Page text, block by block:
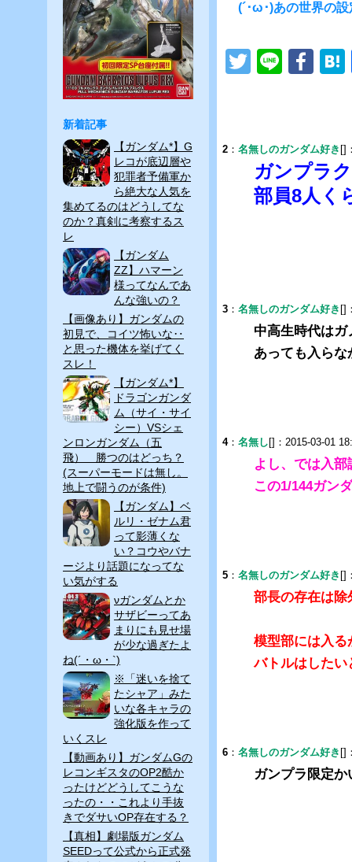
(´･ω･)あの世界の設
T
er
Li
F
e
b
o
o
2 ： 名無しのガンダム好き []
ガンプラ
部員8人く
3 ： 名無しのガンダム好き []
中高生時代は
あっても入らな
4： 名無し []：2015-03-01
よし、では入部
この1/144ガン
5 ： 名無しのガンダム好き []
部長の存在は除
模型部には入る
バトルはしたい
6 ： 名無しのガンダム好き []
ガンプラ限定か
新着記事
【ガンダム*】G
レコが底辺層や
犯罪者予備軍か
ら絶大な人気を
集めてるのはどうしてな
のか？真剣に考察するス
レ
【ガンダム
ZZ】ハマーン
様ってなんであ
んな強いの？
【画像あり】ガンダムの
初見で、コイツ怖いな‥
と思った機体を挙げてく
スレ！
【ガンダム*】
ドラゴンガンダ
ム（サイ・サイ
シー）VSシェ
ンロンガンダム（五
飛） 勝つのはどっち？
(スーパーモードは無し。
地上で闘うのが条件)
【ガンダム】ベ
ルリ・ゼナム君
って影薄くな
い？コウやバナ
ージより話題になってな
い気がする
νガンダムとか
サザビーってあ
まりにも見せ場
が少な過ぎたよ
ね(´・ω・`)
※「迷いを捨て
たシャア」みた
いな各キャラの
強化版を作って
いくスレ
【動画あり】ガンダムGの
レコンギスタのOP2酷か
ったけどどうしてこうな
ったの・・これより手抜
きでダサいOP存在する？
【真相】劇場版ガンダム
SEEDって公式から正式発